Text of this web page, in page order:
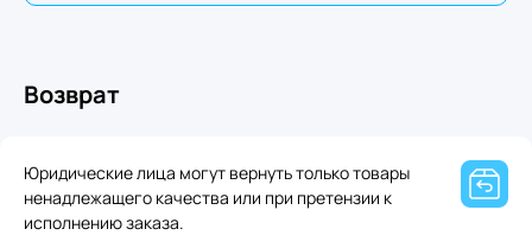
Возврат
Юридические лица могут вернуть только товары
ненадлежащего качества или при претензии к
исполнению заказа.